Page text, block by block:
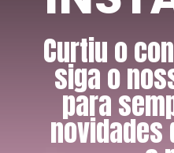
Curtiu o
siga o
para
novidades